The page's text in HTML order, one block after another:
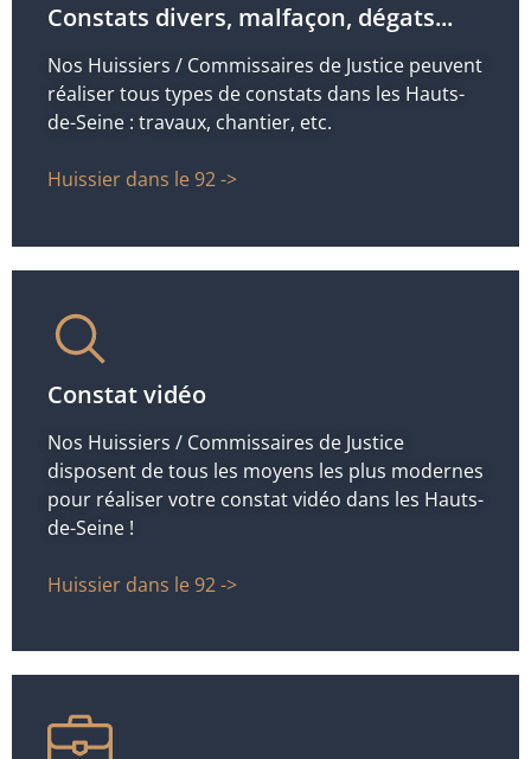
Constats divers, malfaçon, dégats...
Nos Huissiers / Commissaires de Justice peuvent
réaliser tous types de constats dans les Hauts-
de-Seine : travaux, chantier, etc.
Huissier dans le 92 ->
Constat vidéo
Nos Huissiers / Commissaires de Justice
disposent de tous les moyens les plus modernes
pour réaliser votre constat vidéo dans les Hauts-
de-Seine !
Huissier dans le 92 ->